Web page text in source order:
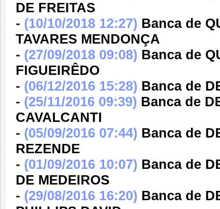
DE FREITAS
- (10/10/2018 12:27) Banca de
TAVARES MENDONÇA
- (27/09/2018 09:08) Banca de
FIGUEIRÊDO
- (06/12/2016 15:28) Banca de
- (25/11/2016 09:39) Banca de
CAVALCANTI
- (05/09/2016 07:44) Banca de
REZENDE
- (01/09/2016 10:07) Banca de
DE MEDEIROS
- (29/08/2016 16:20) Banca de